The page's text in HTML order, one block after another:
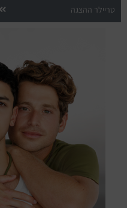
הופעות חיות
מחזות זמר
מחול ובלט
הרצאות
סרטים
טריילר ההצגה